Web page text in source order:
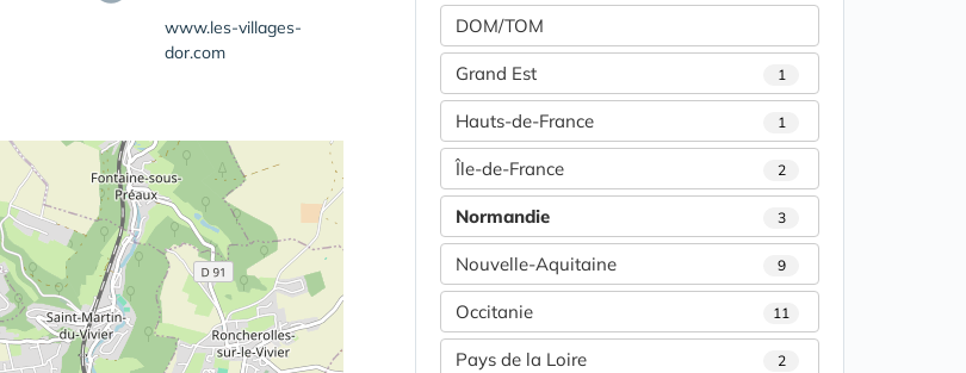
www.les-villages-
dor.com
DOM/TOM
Grand Est 1
Hauts-de-France 1
Île-de-France 2
Normandie 3
Nouvelle-Aquitaine 9
Occitanie 11
Pays de la Loire 2